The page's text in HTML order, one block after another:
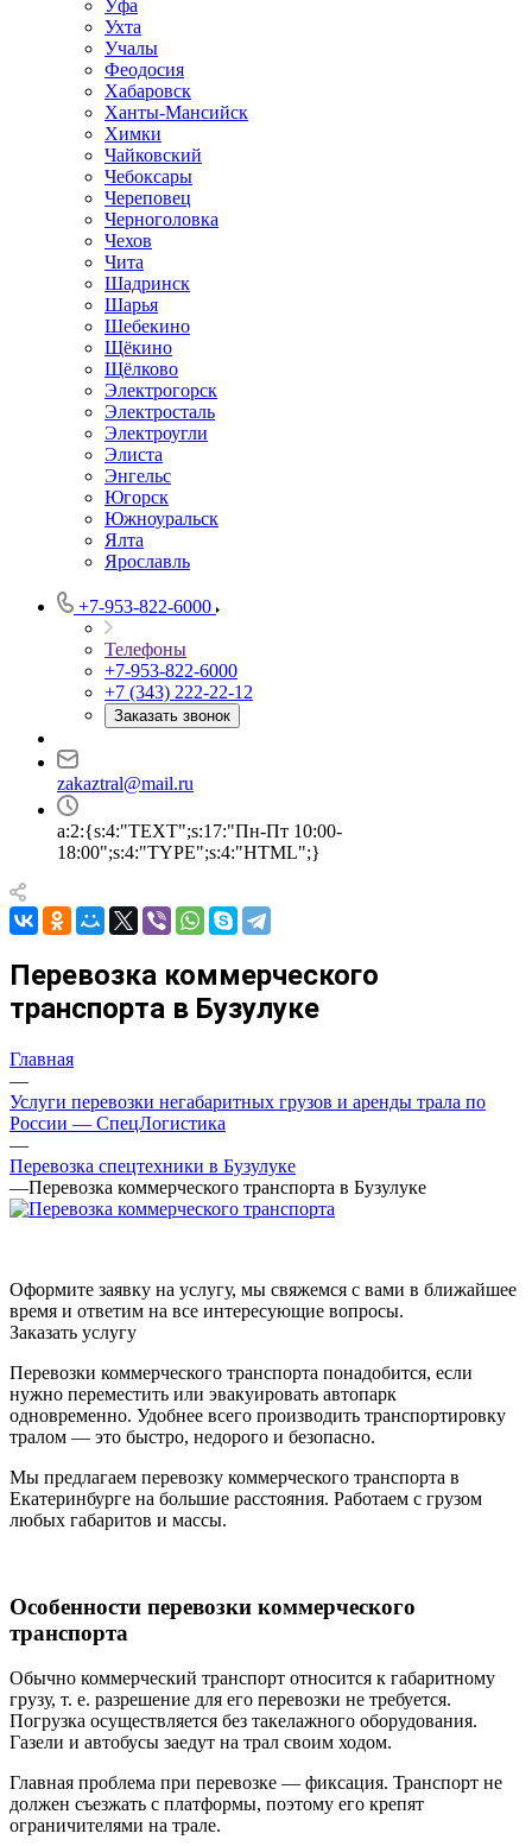
Уфа
Ухта
Учалы
Феодосия
Хабаровск
Ханты-Мансийск
Химки
Чайковский
Чебоксары
Череповец
Черноголовка
Чехов
Чита
Шадринск
Шарья
Шебекино
Щёкино
Щёлково
Электрогорск
Электросталь
Электроугли
Элиста
Энгельс
Югорск
Южноуральск
Ялта
Ярославль
+7-953-822-6000
Телефоны
+7-953-822-6000
+7 (343) 222-22-12
Заказать звонок
zakaztral@mail.ru
a:2:{s:4:"TEXT";s:17:"Пн-Пт 10:00-
18:00";s:4:"TYPE";s:4:"HTML";}
Перевозка коммерческого
транспорта в Бузулуке
Главная
—
Услуги перевозки негабаритных грузов и аренды трала по
России — СпецЛогистика
—
Перевозка спецтехники в Бузулуке
—Перевозка коммерческого транспорта в Бузулуке
Оформите заявку на услугу, мы свяжемся с вами в ближайшее
время и ответим на все интересующие вопросы.
Заказать услугу
Перевозки коммерческого транспорта понадобится, если
нужно переместить или эвакуировать автопарк
одновременно. Удобнее всего производить транспортировку
тралом — это быстро, недорого и безопасно.
Мы предлагаем перевозку коммерческого транспорта в
Екатеринбурге на большие расстояния. Работаем с грузом
любых габаритов и массы.
Особенности перевозки коммерческого
транспорта
Обычно коммерческий транспорт относится к габаритному
грузу, т. е. разрешение для его перевозки не требуется.
Погрузка осуществляется без такелажного оборудования.
Газели и автобусы заедут на трал своим ходом.
Главная проблема при перевозке — фиксация. Транспорт не
должен съезжать с платформы, поэтому его крепят
ограничителями на трале.